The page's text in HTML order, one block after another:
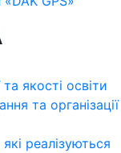
якості освіти
та організації
реалізуються